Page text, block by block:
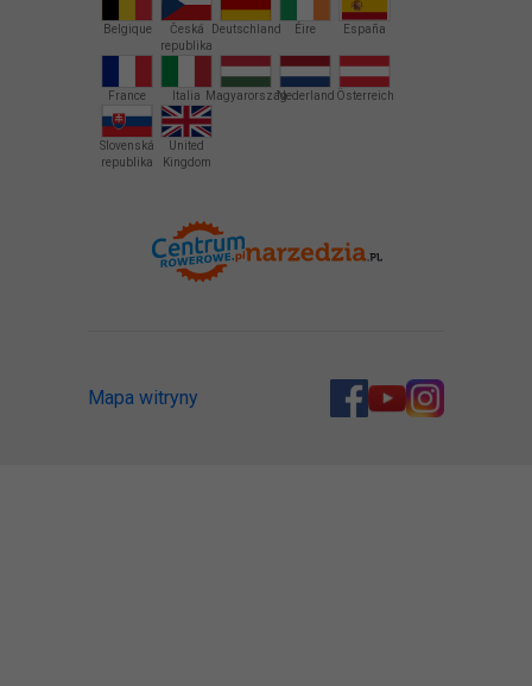
Belgique
Česká
republika
Deutschland Éire España
France Italia MagyarországNederland Österreich
Slovenská
republika
United
Kingdom
Mapa witryny